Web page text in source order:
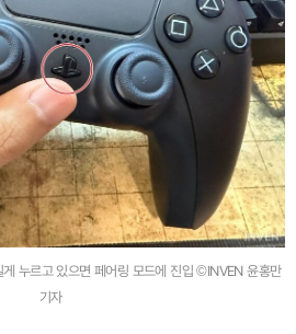
누르고 있으면 페어링 모드에 진입 ©INVEN 윤홍만
기자